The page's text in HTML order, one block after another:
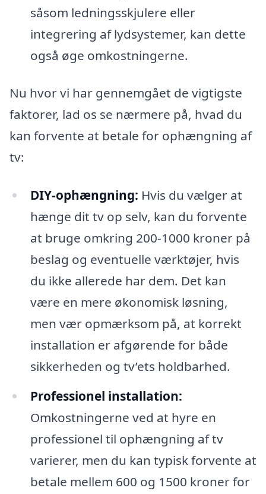
såsom ledningsskjulere eller
integrering af lydsystemer, kan dette
også øge omkostningerne.
Nu hvor vi har gennemgået de vigtigste
faktorer, lad os se nærmere på, hvad du
kan forvente at betale for ophængning af
tv:
DIY-ophængning: Hvis du vælger at
hænge dit tv op selv, kan du forvente
at bruge omkring 200-1000 kroner på
beslag og eventuelle værktøjer, hvis
du ikke allerede har dem. Det kan
være en mere økonomisk løsning,
men vær opmærksom på, at korrekt
installation er afgørende for både
sikkerheden og tv’ets holdbarhed.
Professionel installation:
Omkostningerne ved at hyre en
professionel til ophængning af tv
varierer, men du kan typisk forvente at
betale mellem 600 og 1500 kroner for